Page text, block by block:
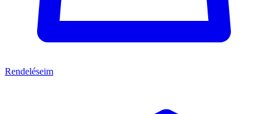
Rendeléseim